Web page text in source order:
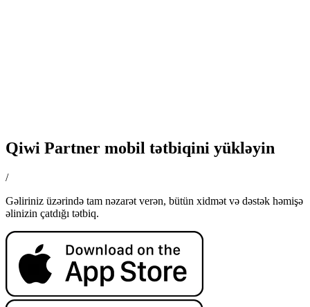
Qiwi Partner mobil tətbiqini yükləyin
/
Gəliriniz üzərində tam nəzarət verən, bütün xidmət və dəstək həmişə
əlinizin çatdığı tətbiq.